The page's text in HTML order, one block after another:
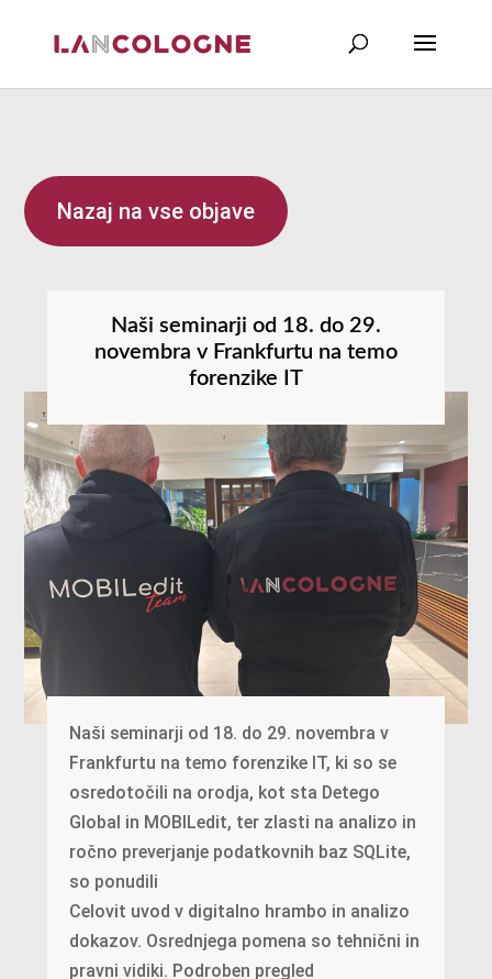
Nazaj na vse objave
Naši seminarji od 18. do 29.
novembra v Frankfurtu na temo
forenzike IT
Naši seminarji od 18. do 29. novembra v
Frankfurtu na temo forenzike IT, ki so se
osredotočili na orodja, kot sta Detego
Global in MOBILedit, ter zlasti na analizo in
ročno preverjanje podatkovnih baz SQLite,
so ponudili
Celovit uvod v digitalno hrambo in analizo
dokazov. Osrednjega pomena so tehnični in
pravni vidiki. Podroben pregled